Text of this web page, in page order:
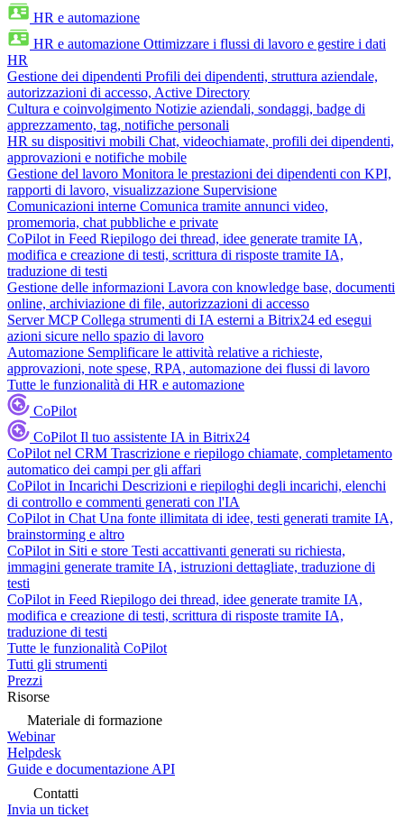
HR e automazione
HR e automazione Ottimizzare i flussi di lavoro e gestire i dati
HR
Gestione dei dipendenti Profili dei dipendenti, struttura aziendale,
autorizzazioni di accesso, Active Directory
Cultura e coinvolgimento Notizie aziendali, sondaggi, badge di
apprezzamento, tag, notifiche personali
HR su dispositivi mobili Chat, videochiamate, profili dei dipendenti,
approvazioni e notifiche mobile
Gestione del lavoro Monitora le prestazioni dei dipendenti con KPI,
rapporti di lavoro, visualizzazione Supervisione
Comunicazioni interne Comunica tramite annunci video,
promemoria, chat pubbliche e private
CoPilot in Feed Riepilogo dei thread, idee generate tramite IA,
modifica e creazione di testi, scrittura di risposte tramite IA,
traduzione di testi
Gestione delle informazioni Lavora con knowledge base, documenti
online, archiviazione di file, autorizzazioni di accesso
Server MCP Collega strumenti di IA esterni a Bitrix24 ed esegui
azioni sicure nello spazio di lavoro
Automazione Semplificare le attività relative a richieste,
approvazioni, note spese, RPA, automazione dei flussi di lavoro
Tutte le funzionalità di HR e automazione
CoPilot
CoPilot Il tuo assistente IA in Bitrix24
CoPilot nel CRM Trascrizione e riepilogo chiamate, completamento
automatico dei campi per gli affari
CoPilot in Incarichi Descrizioni e riepiloghi degli incarichi, elenchi
di controllo e commenti generati con l'IA
CoPilot in Chat Una fonte illimitata di idee, testi generati tramite IA,
brainstorming e altro
CoPilot in Siti e store Testi accattivanti generati su richiesta,
immagini generate tramite IA, istruzioni dettagliate, traduzione di
testi
CoPilot in Feed Riepilogo dei thread, idee generate tramite IA,
modifica e creazione di testi, scrittura di risposte tramite IA,
traduzione di testi
Tutte le funzionalità CoPilot
Tutti gli strumenti
Prezzi
Risorse
Materiale di formazione
Webinar
Helpdesk
Guide e documentazione API
Contatti
Invia un ticket